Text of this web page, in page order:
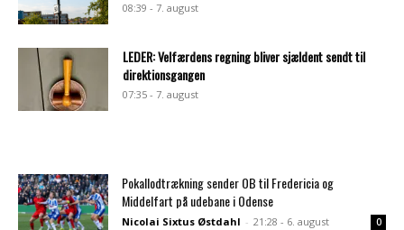
08:39 - 7. august
LEDER: Velfærdens regning bliver sjældent sendt til
direktionsgangen
07:35 - 7. august
Pokallodtrækning sender OB til Fredericia og
Middelfart på udebane i Odense
Nicolai Sixtus Østdahl - 21:28 - 6. august 0